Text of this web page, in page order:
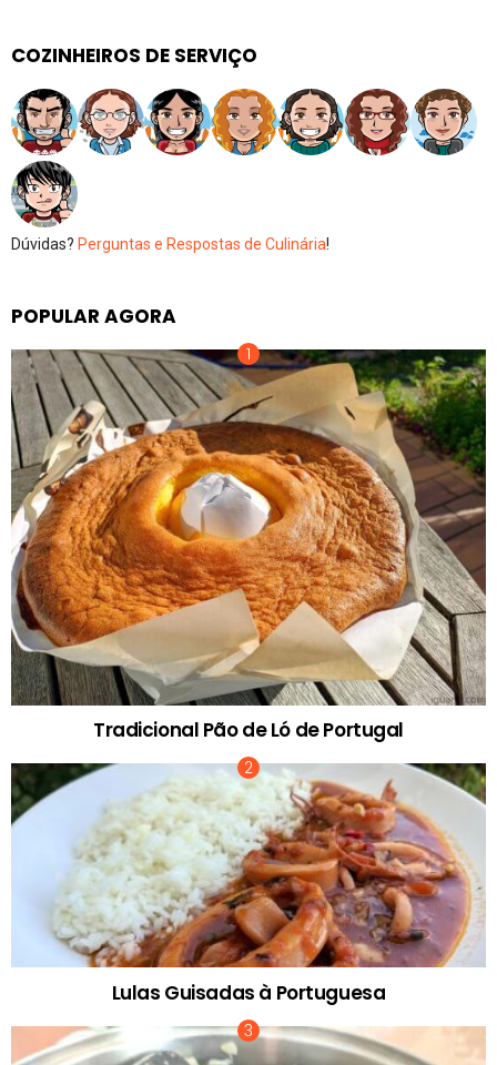
COZINHEIROS DE SERVIÇO
Dúvidas? Perguntas e Respostas de Culinária!
POPULAR AGORA
Tradicional Pão de Ló de Portugal
Lulas Guisadas à Portuguesa